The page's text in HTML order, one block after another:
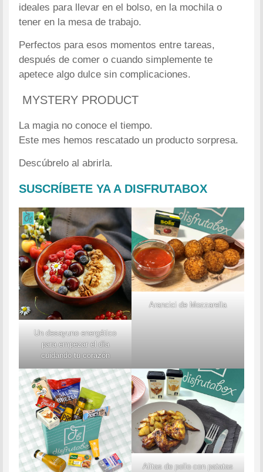
ideales para llevar en el bolso, en la mochila o
tener en la mesa de trabajo.
Perfectos para esos momentos entre tareas,
después de comer o cuando simplemente te
apetece algo dulce sin complicaciones.
MYSTERY PRODUCT
La magia no conoce el tiempo.
Este mes hemos rescatado un producto sorpresa.
Descúbrelo al abrirla.
SUSCRÍBETE YA A DISFRUTABOX
Un desayuno energético
para empezar el día
cuidando tu corazón
Arancici de Mozzarella
Alitas de pollo con patatas